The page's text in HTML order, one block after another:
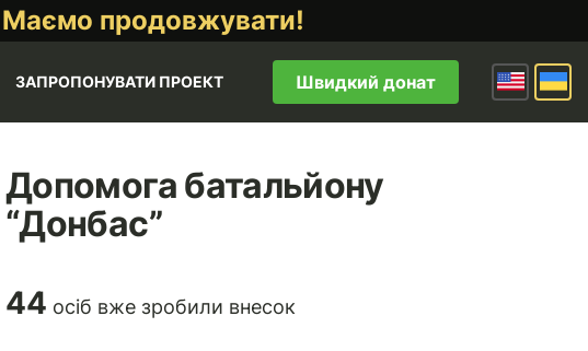
Маємо продовжувати!
ЗАПРОПОНУВАТИ ПРОЕКТ Швидкий донат
Допомога батальйону
“Донбас”
44 осіб вже зробили внесок